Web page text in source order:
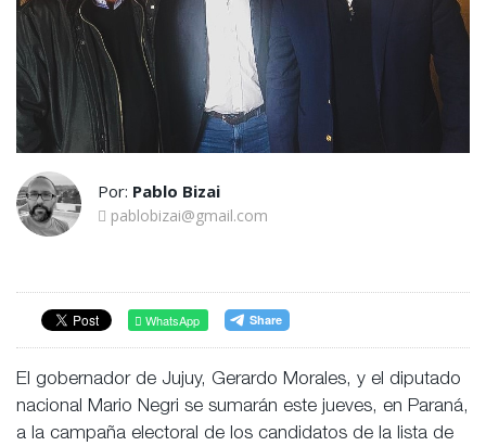
Por: Pablo Bizai
pablobizai@gmail.com
WhatsApp
El gobernador de Jujuy, Gerardo Morales, y el diputado
nacional Mario Negri se sumarán este jueves, en Paraná,
a la campaña electoral de los candidatos de la lista de